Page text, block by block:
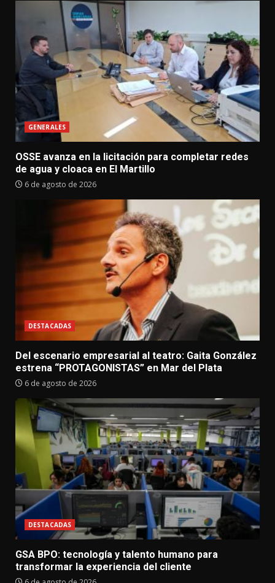
GENERALES
OSSE avanza en la licitación para completar redes
de agua y cloaca en El Martillo
6 de agosto de 2026
DESTACADAS
Del escenario empresarial al teatro: Gaita González
estrena “PROTAGONISTAS” en Mar del Plata
6 de agosto de 2026
DESTACADAS
GSA BPO: tecnología y talento humano para
transformar la experiencia del cliente